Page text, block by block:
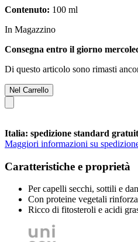
Contenuto: 100 ml
In Magazzino
Consegna entro il giorno
Di questo articolo sono rimasti
Nel Carrello
Italia: spedizione standard
Maggiori informazioni su
Caratteristiche e proprietà
Per capelli secchi, sottili e
Con proteine ​​vegetali
Ricco di fitosteroli e acidi